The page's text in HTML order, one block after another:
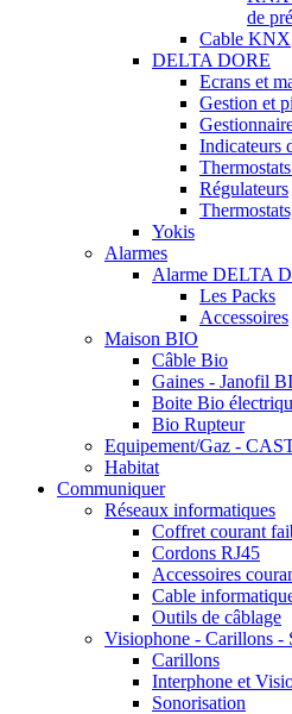
de
Cable KNX
DELTA DORE
Ecrans et
Gestion et
Indicateurs
Régulateurs
Yokis
Alarmes
Alarme DELTA
Les Packs
Accessoires
Maison BIO
Câble Bio
Gaines - Janofil
Boite Bio
Bio Rupteur
Equipement/Gaz -
Habitat
Communiquer
Réseaux informatiques
Coffret courant
Cordons RJ45
Accessoires
Cable
Outils de câblage
Visiophone - Carillons -
Carillons
Interphone et
Sonorisation